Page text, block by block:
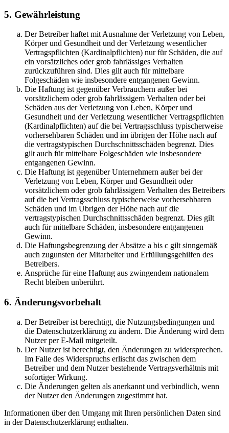
5. Gewährleistung
Der Betreiber haftet mit Ausnahme der Verletzung von Leben,
Körper und Gesundheit und der Verletzung wesentlicher
Vertragspflichten (Kardinalpflichten) nur für Schäden, die auf
ein vorsätzliches oder grob fahrlässiges Verhalten
zurückzuführen sind. Dies gilt auch für mittelbare
Folgeschäden wie insbesondere entgangenen Gewinn.
Die Haftung ist gegenüber Verbrauchern außer bei
vorsätzlichem oder grob fahrlässigem Verhalten oder bei
Schäden aus der Verletzung von Leben, Körper und
Gesundheit und der Verletzung wesentlicher Vertragspflichten
(Kardinalpflichten) auf die bei Vertragsschluss typischerweise
vorhersehbaren Schäden und im übrigen der Höhe nach auf
die vertragstypischen Durchschnittsschäden begrenzt. Dies
gilt auch für mittelbare Folgeschäden wie insbesondere
entgangenen Gewinn.
Die Haftung ist gegenüber Unternehmern außer bei der
Verletzung von Leben, Körper und Gesundheit oder
vorsätzlichem oder grob fahrlässigem Verhalten des Betreibers
auf die bei Vertragsschluss typischerweise vorhersehbaren
Schäden und im Übrigen der Höhe nach auf die
vertragstypischen Durchschnittsschäden begrenzt. Dies gilt
auch für mittelbare Schäden, insbesondere entgangenen
Gewinn.
Die Haftungsbegrenzung der Absätze a bis c gilt sinngemäß
auch zugunsten der Mitarbeiter und Erfüllungsgehilfen des
Betreibers.
Ansprüche für eine Haftung aus zwingendem nationalem
Recht bleiben unberührt.
6. Änderungsvorbehalt
Der Betreiber ist berechtigt, die Nutzungsbedingungen und
die Datenschutzerklärung zu ändern. Die Änderung wird dem
Nutzer per E-Mail mitgeteilt.
Der Nutzer ist berechtigt, den Änderungen zu widersprechen.
Im Falle des Widerspruchs erlischt das zwischen dem
Betreiber und dem Nutzer bestehende Vertragsverhältnis mit
sofortiger Wirkung.
Die Änderungen gelten als anerkannt und verbindlich, wenn
der Nutzer den Änderungen zugestimmt hat.
Informationen über den Umgang mit Ihren persönlichen Daten sind
in der Datenschutzerklärung enthalten.